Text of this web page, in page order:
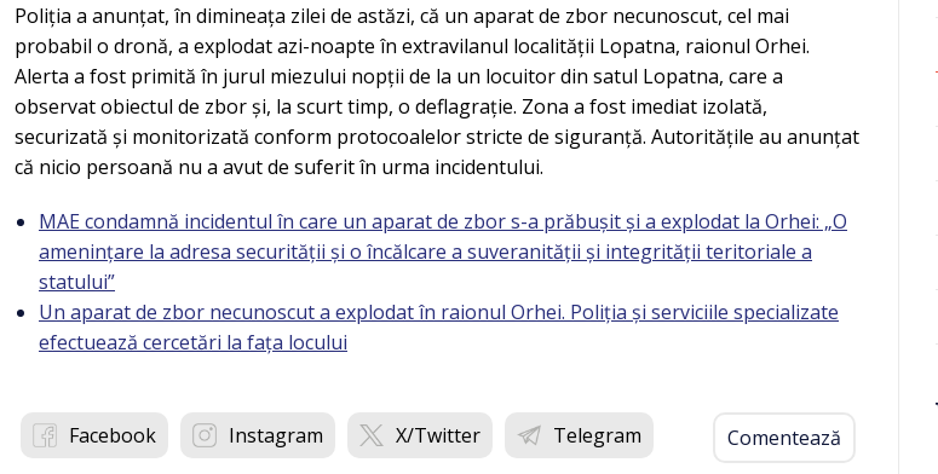
Poliția a anunțat, în dimineața zilei de astăzi, că un aparat de zbor necunoscut, cel mai
probabil o dronă, a explodat azi-noapte în extravilanul localității Lopatna, raionul Orhei.
Alerta a fost primită în jurul miezului nopții de la un locuitor din satul Lopatna, care a
observat obiectul de zbor și, la scurt timp, o deflagrație. Zona a fost imediat izolată,
securizată și monitorizată conform protocoalelor stricte de siguranță. Autoritățile au anunțat
că nicio persoană nu a avut de suferit în urma incidentului.
MAE condamnă incidentul în care un aparat de zbor s-a prăbușit și a explodat la Orhei: „O
amenințare la adresa securității și o încălcare a suveranității și integrității teritoriale a
statului”
Un aparat de zbor necunoscut a explodat în raionul Orhei. Poliția și serviciile specializate
efectuează cercetări la fața locului
Facebook Instagram X/Twitter Telegram Comentează